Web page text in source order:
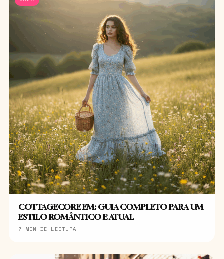
COTTAGECORE EM: GUIA COMPLETO PARA UM
ESTILO ROMÂNTICO E ATUAL
7 MIN DE LEITURA